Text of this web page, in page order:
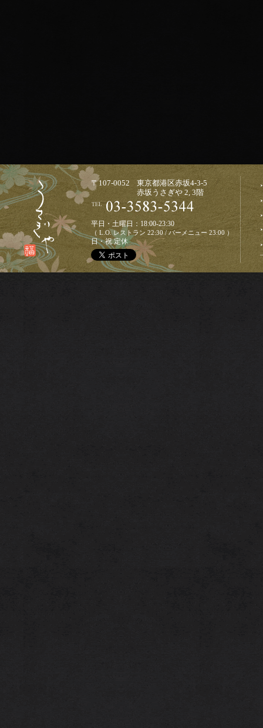
〒107-0052 東京都港区赤坂4-3-5
赤坂うさぎや 2, 3階
平日・土曜日：18:00-23:30
（ L.O. レストラン 22:30 / バーメニュー 23:00 ）
日・祝 定休